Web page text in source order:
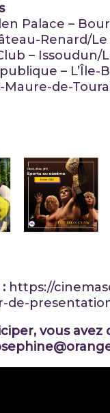
Palace –
Renard/
– Issoudun/
– L’Île-
Maure-de-
https://
de-
vous